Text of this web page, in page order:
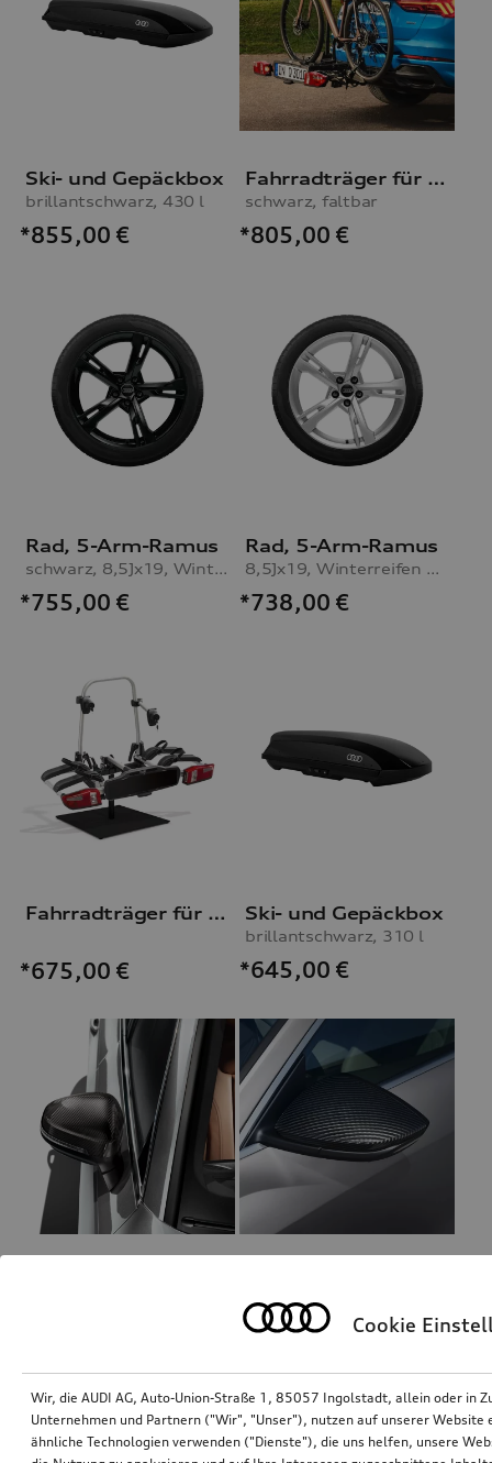
Ski- und Gepäckbox
brillantschwarz, 430 l
*855,00 €
Fahrradträger für die Anhängevorrichtung
schwarz, faltbar
*805,00 €
Rad, 5-Arm-Ramus
schwarz, 8,5Jx19, Winterreifen 255/35 R19 96V XL
*755,00 €
Rad, 5-Arm-Ramus
8,5Jx19, Winterreifen 255/35 R19 96V XL
*738,00 €
Fahrradträger für die Anhängevorrichtung
*675,00 €
Ski- und Gepäckbox
brillantschwarz, 310 l
*645,00 €
*630,00
Cookie
Wir, die AUDI AG, Auto-Union-Straße 1, 85057 Ingolstadt, allein oder in
Unternehmen und Partnern ("Wir", "Unser"), nutzen auf unserer Website
ähnliche Technologien verwenden ("Dienste"), die uns helfen, unsere